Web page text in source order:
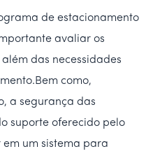
de estacionamento
avaliar os
das necessidades
como,
a segurança das
suporte oferecido pelo
um sistema para